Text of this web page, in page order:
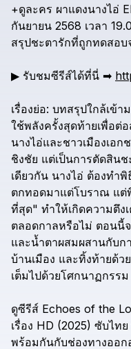
+ดูละคร ผาแดงนางไอ่
กันยายน 2568 เวลา
สรุปชะตารักที่ถูกทดสอบ
▶ รับชมซีรีส์ได้ที่นี่ ➡
เรื่องย่อ: บทสรุปใกล้เข้า
ใช้พลังครั้งสุดท้ายเพื่อต่
นางไอ่และชาวเมืองเอก
ชิงชัย แต่เป็นการตัดสิน
เดียวกัน นางไอ่ ต้องทำ
ตกทอดมาแต่โบราณ แต่
ที่สุด" ทำให้เกิดความตึง
ตลอดกาลหรือไม่ ตอนนี้
และน้ำตาผสมผสานกับก
บ้านเมือง และทิ้งท้ายด้ว
เต็มไปด้วยโศกนาฏกรรม
ดูซีรีส์ Echoes of the
เรื่อง HD (2025) ซับไทย
พร้อมกันกับช่องทางออก